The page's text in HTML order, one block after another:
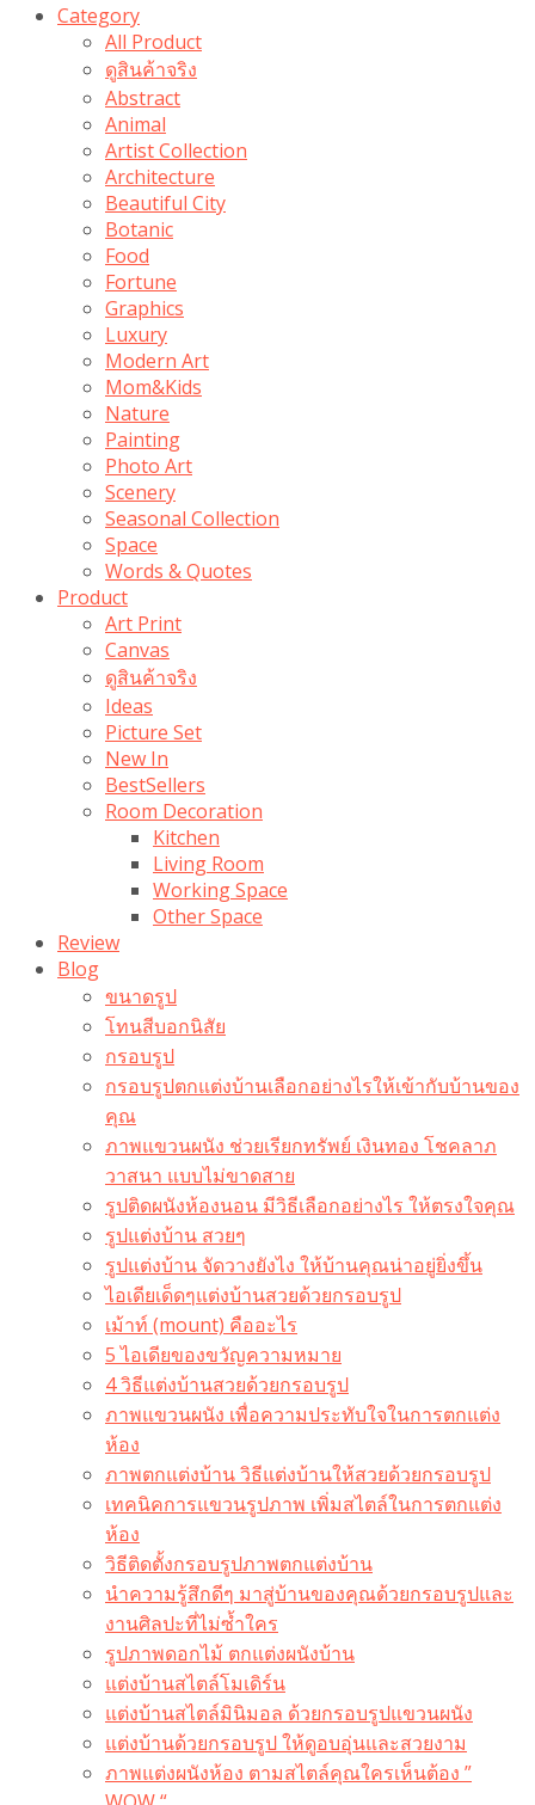
Category
All Product
ดูสินค้าจริง
Abstract
Animal
Artist Collection
Architecture
Beautiful City
Botanic
Food
Fortune
Graphics
Luxury
Modern Art
Mom&Kids
Nature
Painting
Photo Art
Scenery
Seasonal Collection
Space
Words & Quotes
Product
Art Print
Canvas
ดูสินค้าจริง
Ideas
Picture Set
New In
BestSellers
Room Decoration
Kitchen
Living Room
Working Space
Other Space
Review
Blog
ขนาดรูป
โทนสีบอกนิสัย
กรอบรูป
กรอบรูปตกแต่งบ้านเลือกอย่างไรให้เข้ากับบ้านของ
คุณ
ภาพแขวนผนัง ช่วยเรียกทรัพย์ เงินทอง โชคลาภ
วาสนา แบบไม่ขาดสาย
รูปติดผนังห้องนอน มีวิธีเลือกอย่างไร ให้ตรงใจคุณ
รูปแต่งบ้าน สวยๆ
รูปแต่งบ้าน จัดวางยังไง ให้บ้านคุณน่าอยู่ยิ่งขึ้น
ไอเดียเด็ดๆแต่งบ้านสวยด้วยกรอบรูป
เม้าท์ (mount) คืออะไร​
5 ไอเดียของขวัญความหมาย
4 วิธีแต่งบ้านสวยด้วยกรอบรูป
ภาพแขวนผนัง เพื่อความประทับใจในการตกแต่ง
ห้อง
ภาพตกแต่งบ้าน วิธีแต่งบ้านให้สวยด้วยกรอบรูป
เทคนิคการแขวนรูปภาพ เพิ่มสไตล์ในการตกแต่ง
ห้อง
วิธีติดตั้งกรอบรูปภาพตกแต่งบ้าน
นำความรู้สึกดีๆ มาสู่บ้านของคุณด้วยกรอบรูปและ
งานศิลปะที่ไม่ซ้ำใคร
รูปภาพดอกไม้ ตกแต่งผนังบ้าน
แต่งบ้านสไตล์โมเดิร์น
แต่งบ้านสไตล์มินิมอล ด้วยกรอบรูปแขวนผนัง
แต่งบ้านด้วยกรอบรูป ให้ดูอบอุ่นและสวยงาม
ภาพแต่งผนังห้อง ตามสไตล์คุณใครเห็นต้อง ”